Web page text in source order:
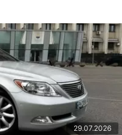
29.07.2026